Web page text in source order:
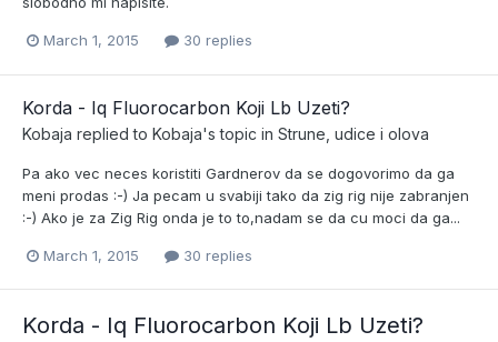
March 1, 2015 30 replies
Korda - Iq Fluorocarbon Koji Lb Uzeti?
Kobaja replied to Kobaja's topic in Strune, udice i olova
Pa ako vec neces koristiti Gardnerov da se dogovorimo da ga
meni prodas :-) Ja pecam u svabiji tako da zig rig nije zabranjen
:-) Ako je za Zig Rig onda je to to,nadam se da cu moci da ga...
March 1, 2015 30 replies
Korda - Iq Fluorocarbon Koji Lb Uzeti?